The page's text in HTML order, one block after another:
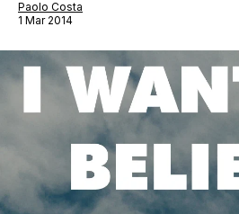
SCIENZA E TECNOLOGIA
SALUTE E MEDICINA
STORIA E CITAZIONI
Paolo Costa
1 Mar 2014